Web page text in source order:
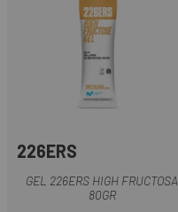
226ERS
GEL 226ERS HIGH FRUCTOSA
80GR